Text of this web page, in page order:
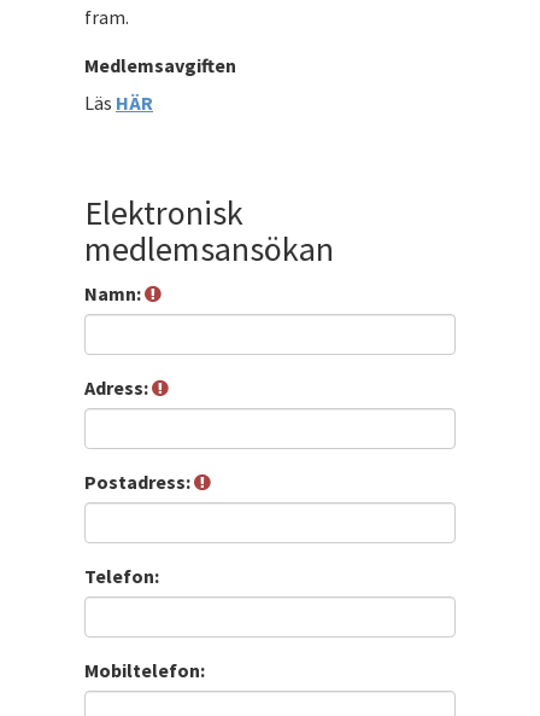
fram.
Medlemsavgiften
Läs HÄR
Elektronisk
medlemsansökan
Namn:
Adress:
Postadress:
Telefon:
Mobiltelefon: